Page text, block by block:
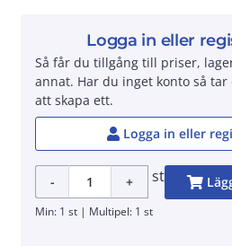
Logga in eller
Så får du tillgång till priser,
annat. Har du inget konto så
att skapa ett.
Logga in eller
- + st
Min: 1 st | Multipel: 1 st